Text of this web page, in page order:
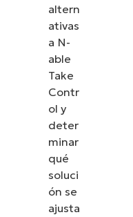
altern
ativas
a N-
able
Take
Contr
ol y
deter
minar
qué
soluci
ón se
ajusta